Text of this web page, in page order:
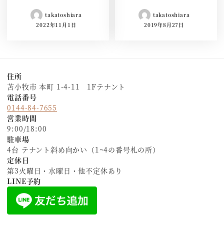
takatoshiara
2022年11月1日
takatoshiara
2019年8月27日
住所
苫小牧市 本町 1-4-11 1Fテナント
電話番号
0144-84-7655
営業時間
9:00/18:00
駐車場
4台 テナント斜め向かい（1~4の番号札の所）
定休日
第3火曜日・水曜日・他不定休あり
LINE予約